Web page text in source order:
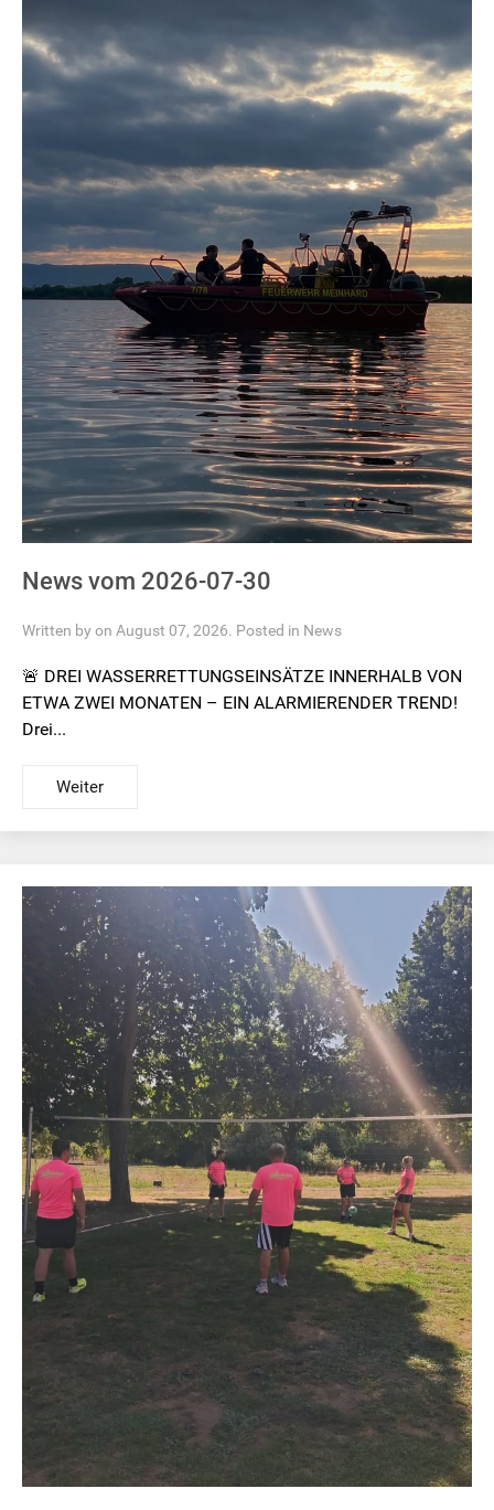
News vom 2026-07-30
Written by on August 07, 2026. Posted in News
🚨 DREI WASSERRETTUNGSEINSÄTZE INNERHALB VON
ETWA ZWEI MONATEN – EIN ALARMIERENDER TREND!
Drei...
Weiter